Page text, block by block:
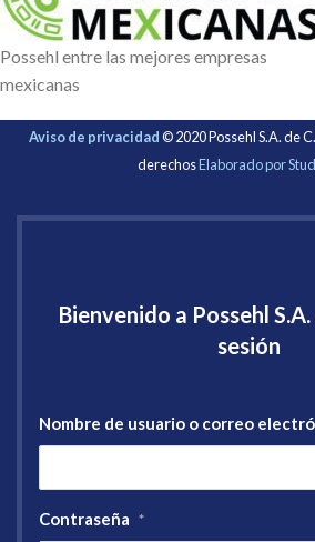
Possehl entre las mejores empresas
mexicanas
Aviso de privacidad© 2020 Possehl S.A. de
derechosElaborado por
Bienvenido a Possehl S.A.
sesión
Nombre de usuario o correo
Contraseña *